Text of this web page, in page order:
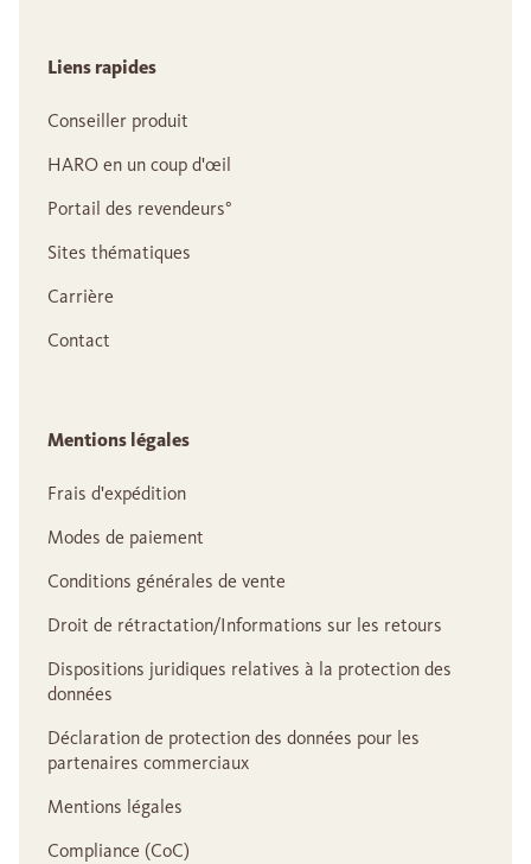
Liens rapides
Conseiller produit
HARO en un coup d'œil
Portail des revendeurs°
Sites thématiques
Carrière
Contact
Mentions légales
Frais d'expédition
Modes de paiement
Conditions générales de vente
Droit de rétractation/Informations sur les retours
Dispositions juridiques relatives à la protection des
données
Déclaration de protection des données pour les
partenaires commerciaux
Mentions légales
Compliance (CoC)